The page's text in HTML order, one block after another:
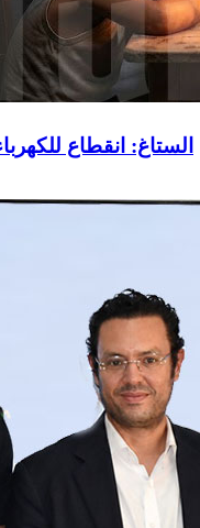
الستاغ: انقطاع